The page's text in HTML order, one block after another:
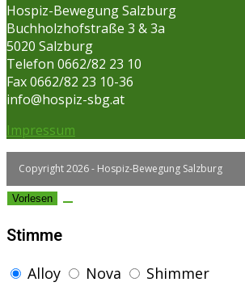
Hospiz-Bewegung Salzburg
Buchholzhofstraße 3 & 3a
5020 Salzburg
Telefon 0662/82 23 10
Fax 0662/82 23 10-36
info@hospiz-sbg.at
Impressum
Copyright 2026 - Hospiz-Bewegung Salzburg
Vorlesen
Stimme
Alloy
Nova Shimmer